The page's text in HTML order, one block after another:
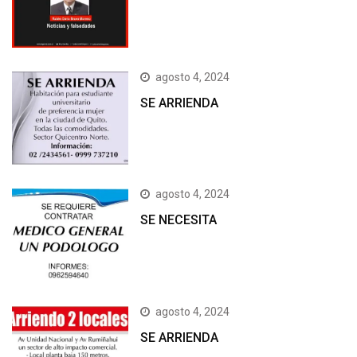
agosto 4, 2024
SE ARRIENDA
agosto 4, 2024
SE NECESITA
agosto 4, 2024
SE ARRIENDA